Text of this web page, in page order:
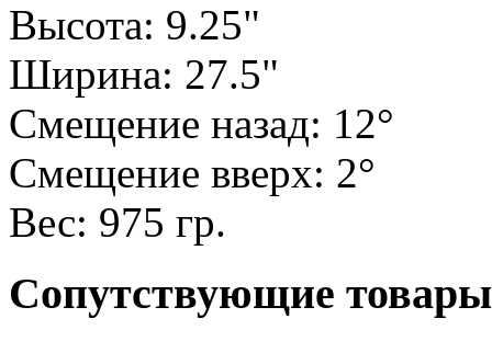
Высота: 9.25"
Ширина: 27.5"
Смещение назад: 12°
Смещение вверх: 2°
Вес: 975 гр.
Сопутствующие товары